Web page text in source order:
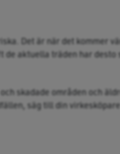
Det är när det kommer
aktuella träden har desto
skadade områden och
säg till din